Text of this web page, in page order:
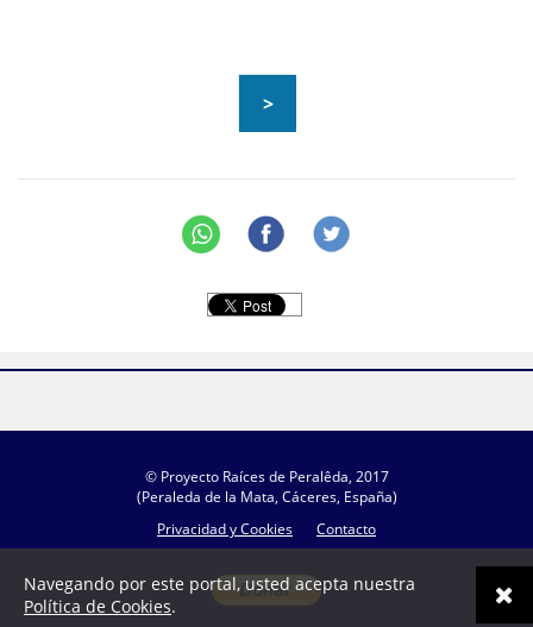
>
© Proyecto Raíces de Peralêda, 2017
(Peraleda de la Mata, Cáceres, España)
Privacidad y Cookies
Contacto
Navegando por este portal, usted acepta nuestra
Política de Cookies.